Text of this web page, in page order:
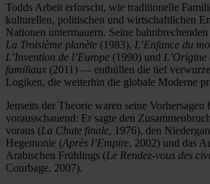
Todds Arbeit erforscht, wie traditionelle
kulturellen, politischen und wirtschaftlichen
Nationen untermauern. Seine
La Troisième planète (1983), L’Enfance du
L’Invention de l’Europe (1990) und L’Origine
familiaux (2011) — enthüllen die tief
Logiken, die weiterhin die globale Moderne
Jenseits der Theorie waren seine Vorhersagen
vorausschauend: Er sagte den
voraus (La Chute finale, 1976), den
Hegemonie (Après l’Empire, 2002) und das
Arabischen Frühlings (Le Rendez-vous des
Courbage, 2007).